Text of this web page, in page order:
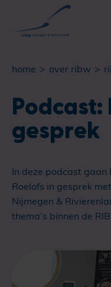
home over ribw
Podcast:
gesprek
In deze podcast gaan
Roelofs in gesprek
Nijmegen &
thema’s binnen de